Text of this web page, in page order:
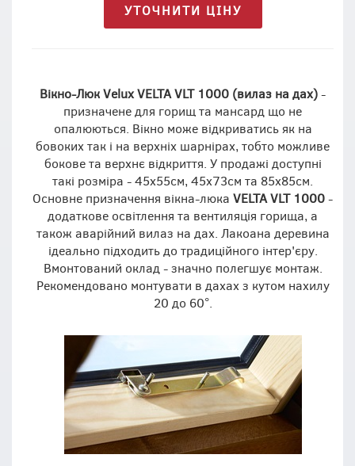
УТОЧНИТИ ЦІНУ
Вікно-Люк Velux VELTAVLT 1000 (вилаз на дах)-
призначене для горищ та мансард що не
опалюються. Вікно може відкриватись як на
бовоких так і на верхніх шарнірах, тобто можливе
бокове та верхнє відкриття. У продажі доступні
такі розміра - 45х55см, 45х73см та 85х85см.
Основне призначення вікна-люка VELTAVLT 1000-
додаткове освітлення та вентиляція горища, а
також аварійний вилаз на дах. Лакоана деревина
ідеально підходить до традиційного інтер'єру.
Вмонтований оклад - значно полегшує монтаж.
Рекомендовано монтувати в дахах з кутом нахилу
20 до 60°.